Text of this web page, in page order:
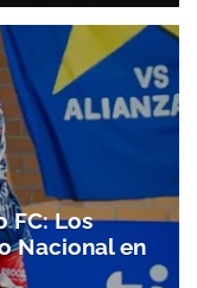
FC: Los
Nacional en